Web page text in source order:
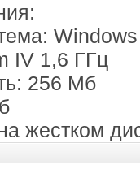
IV 1,6 ГГц
256 Мб
жестком